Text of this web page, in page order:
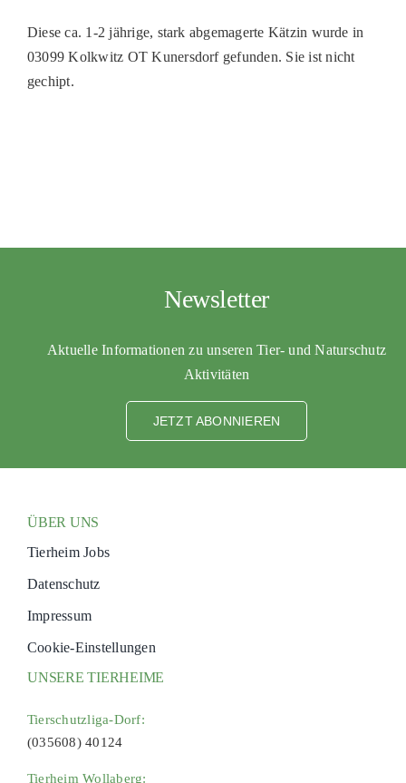
PATENSCHAFTEN
HELFER WERDEN
Diese ca. 1-2 jährige, stark abgemagerte Kätzin wurde in
03099 Kolkwitz OT Kunersdorf gefunden. Sie ist nicht
gechipt.
Newsletter
Aktuelle Informationen zu unseren Tier- und Naturschutz
Aktivitäten
JETZT ABONNIEREN
ÜBER UNS
Tierheim Jobs
Datenschutz
Impressum
Cookie-Einstellungen
UNSERE TIERHEIME
Tierschutzliga-Dorf:
(035608) 40124
Tierheim Wollaberg: